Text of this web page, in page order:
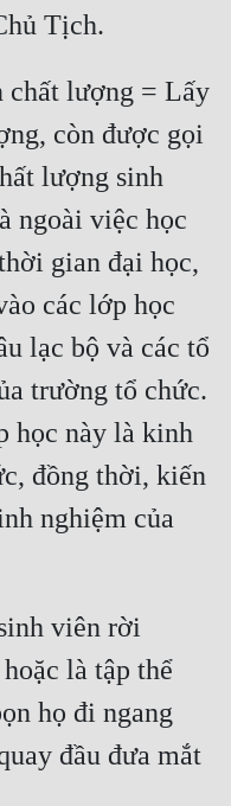
Tịch.
lượng = Lấy
còn được gọi
lượng sinh
ngoài việc học
gian đại học,
các lớp học
lạc bộ và các tổ
trường tổ chức.
học này là kinh
đồng thời, kiến
nghiệm của
viên rời
là tập thể
họ đi ngang
đầu đưa mắt